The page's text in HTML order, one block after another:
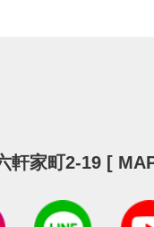
軒家町2-19 [